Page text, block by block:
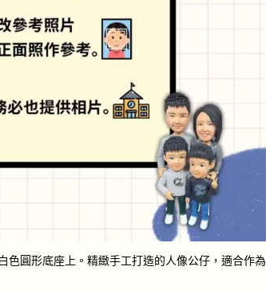
圓形底座上。精緻手工打造的人像公仔，適合作為